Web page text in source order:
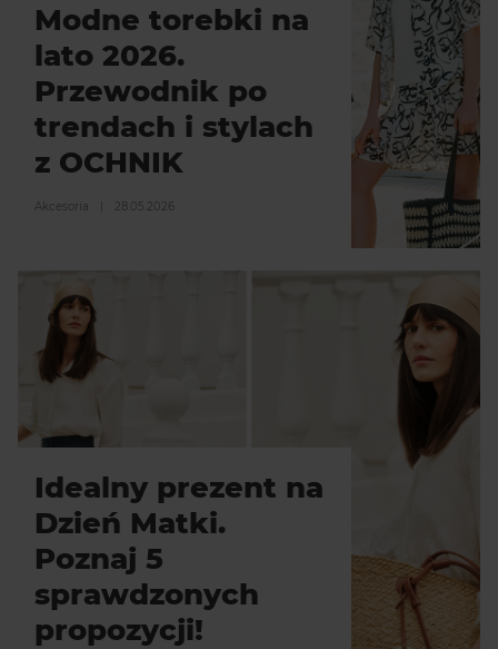
Modne torebki na
lato 2026.
Przewodnik po
trendach i stylach
z OCHNIK
Akcesoria 28.05.2026
Idealny prezent na
Dzień Matki.
Poznaj 5
sprawdzonych
propozycji!